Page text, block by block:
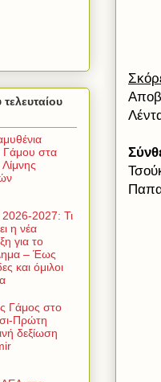
στα
2026-2027: Τι
η νέα
για το
– Έως
και όμιλοι
Γάμος στο
Πρώτη
δεξίωση